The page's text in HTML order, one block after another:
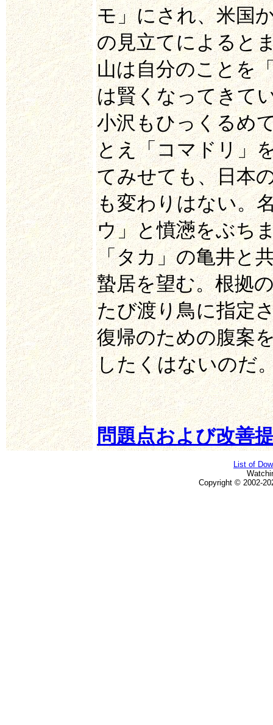
モ」にされ、米国
の見立てによると
山は自分のことを
は賢くなってきて
小沢もひっくるめ
とえ「コマドリ」
てみせても、日本
も変わりはない。
ウ」と憤懣をぶち
「タカ」の亀井と
蟄居を望む。根拠
たび渡り鳥に指定
復帰のための腹案
したくはないのだ
問題点および改善
List of
Copyright © 2002-